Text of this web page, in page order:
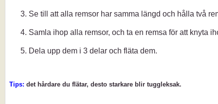
Se till att alla remsor har samma längd och hålla två
Samla ihop alla remsor, och ta en remsa för att knyta
Dela upp dem i 3 delar och fläta dem.
Tips: det hårdare du flätar, desto starkare blir tuggleksak.